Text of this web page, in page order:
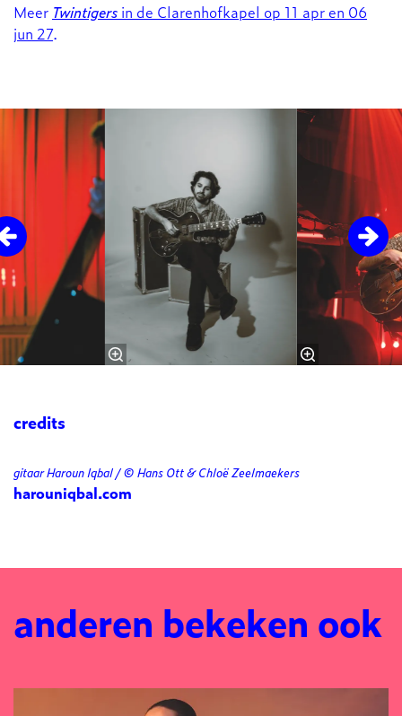
Meer Twintigers in de Clarenhofkapel op 11 apr en 06
jun 27.
Overslaan
credits
gitaar Haroun Iqbal / © Hans Ott & Chloë Zeelmaekers
harouniqbal.com
anderen bekeken ook